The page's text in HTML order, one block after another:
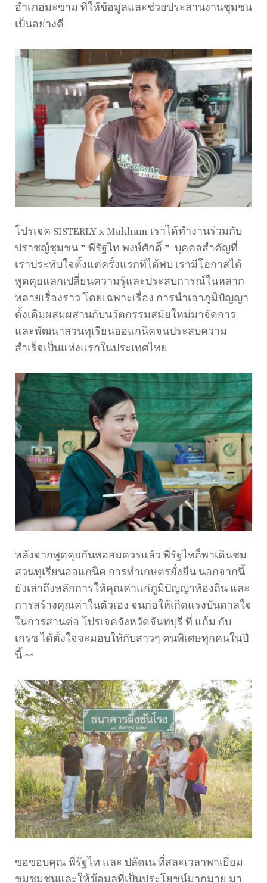
อำเภอมะขาม ที่ให้ข้อมูลและช่วยประสานงานชุมชน
เป็นอย่างดี
โปรเจค SISTERLY x Makham เราได้ทำงานร่วมกับ
ปราชญ์ชุมชน ” พี่รัฐไท พงษ์ศักดิ์ ” บุคคลสำคัญที่
เราประทับใจตั้งแต่ครั้งแรกที่ได้พบ เรามีโอกาสได้
พูดคุยแลกเปลี่ยนความรู้และประสบการณ์ในหลาก
หลายเรื่องราว โดยเฉพาะเรื่อง การนำเอาภูมิปัญญา
ดั้งเดิมผสมผสานกับนวัตกรรมสมัยใหม่มาจัดการ
และพัฒนาสวนทุเรียนออแกนิคจนประสบความ
สำเร็จเป็นแห่งแรกในประเทศไทย
หลังจากพูดคุยกันพอสมควรแล้ว พี่รัฐไทก็พาเดินชม
สวนทุเรียนออแกนิค การทำเกษตรยั่งยืน นอกจากนี้
ยังเล่าถึงหลักการให้คุณค่าแก่ภูมิปัญญาท้องถิ่น และ
การสร้างคุณค่าในตัวเอง จนก่อให้เกิดแรงบันดาลใจ
ในการสานต่อ โปรเจคจังหวัดจันทบุรี ที่ แก้ม กับ
เกรซ ได้ตั้งใจจะมอบให้กับสาวๆ คนพิเศษทุกคนในปี
นี้ ^^
ขอขอบคุณ พี่รัฐไท และ ปลัดเน ที่สละเวลาพาเยี่ยม
ชมชุมชนและให้ข้อมูลที่เป็นประโยชน์มากมาย มา